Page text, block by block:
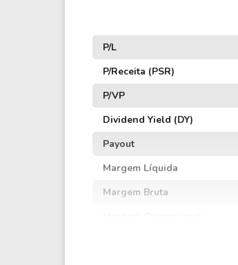
P/L
P/Receita (PSR)
P/VP
Dividend Yield (DY)
Payout
Margem Líquida
Margem Bruta